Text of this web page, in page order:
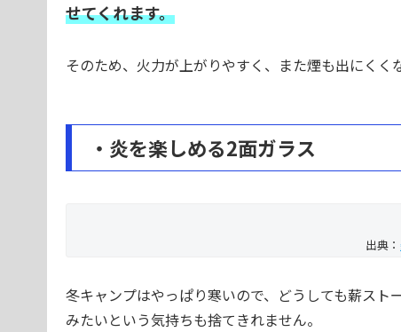
せてくれます。
そのため、火力が上がりやすく、また煙も出にくく
・炎を楽しめる2面ガラス
出典：
冬キャンプはやっぱり寒いので、どうしても薪ス
みたいという気持ちも捨てきれません。